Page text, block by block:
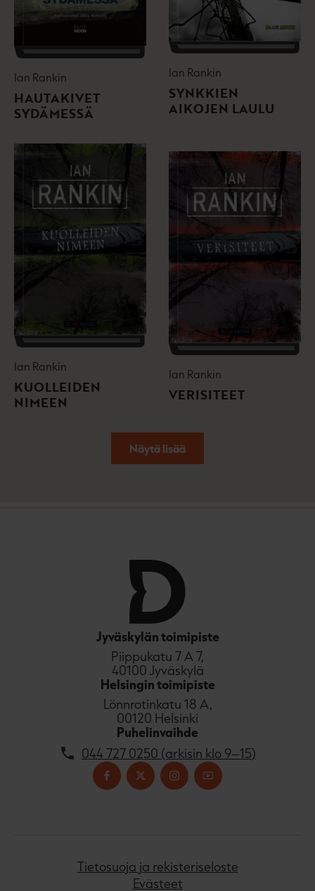
Ian Rankin
HAUTAKIVET
SYDÄMESSÄ
Ian Rankin
SYNKKIEN
AIKOJEN LAULU
Ian Rankin
KUOLLEIDEN
NIMEEN
Ian Rankin
VERISITEET
Näytä lisää
Jyväskylän toimipiste
Piippukatu 7 A 7,
40100 Jyväskylä
Helsingin toimipiste
Lönnrotinkatu 18 A,
00120 Helsinki
Puhelinvaihde
044 727 0250 (arkisin klo 9–15)
Tietosuoja ja rekisteriseloste
Evästeet